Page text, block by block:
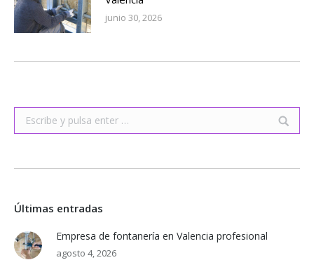
junio 30, 2026
Buscar:
Últimas entradas
Empresa de fontanería en Valencia profesional
agosto 4, 2026